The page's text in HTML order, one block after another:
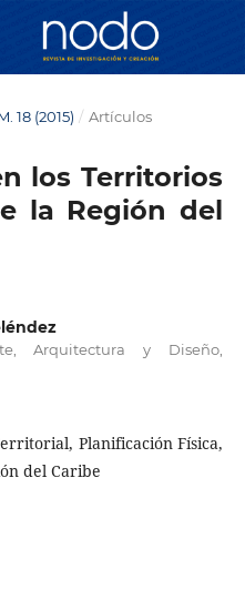
18 (2015) / Artículos
los Territorios
la Región del
Arquitectura y Diseño,
Planificación Física,
del Caribe